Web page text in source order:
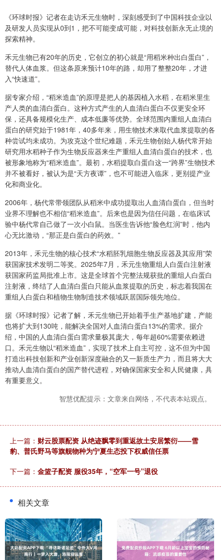
《环球时报》记者在走访禾元生物时，深刻感受到了中国科技企业以
及研发人员实现从0到1，把不可能变成可能，对科技创新永无止境的
探索精神。
禾元生物已有20年的历史，它创立的初心就是“用稻米种出白蛋白”，
替代人体血浆。但这条原来预计10年的路，却用了整整20年，才进
入“快速道”。
据专家介绍，“稻米造血”的原理是把人的基因植入水稻，在稻米里生
产人类的血清白蛋白。这种方式产生的人血清白蛋白不仅更安全环
保，还具备规模化生产、成本低廉等优势。全球范围内重组人血清白
蛋白的研究始于1981年，40多年来，用生物技术来取代血浆提取的各
种尝试均未成功。为攻克这个世纪难题，禾元生物创始人杨代常开始
研究用水稻种子作为生物反应器来生产重组人血清白蛋白的技术，也
被形象地称为“稻米造血”。最初，水稻提取白蛋白这一“跨界”生物技术
并不被看好，被认为是“天方夜谭”，也不可能进入临床，更别提产业
化和商业化。
2006年，杨代常带领团队从稻米中成功提取出人血清白蛋白，但当时
业界不理解也不相信“稻米造血”。后来也是因为信任问题，在临床试
验中杨代常自己做了一次小白鼠。当医生告诉他“脸色红润”时，他内
心无比激动，“那正是白蛋白的药效。”
2013年，禾元生物的核心技术“水稻胚乳细胞生物反应器及其应用”荣
获国家技术发明二等奖。2025年7月，禾元生物重组人白蛋白注射液
获国家药监局批准上市。这是全球首个完整法规获批的重组人白蛋白
注射液，终结了人血清白蛋白只能从血浆提取的历史，标志着我国在
重组人白蛋白和植物生物制造技术领域跃居国际领先地位。
据《环球时报》记者了解，禾元生物已开始着手生产基地扩建，产能
也将扩大到130吨，能解决全国对人血清白蛋白13%的需求。据介
绍，中国的人血清白蛋白需求量极其庞大，每年超60%需要依赖进
口。禾元生物以“稻米造血”，实现了技术上自主可控，这不但为中国
打造出科技创新和产业创新深度融合的又一新质生产力，而且将大大
推动人血清白蛋白的国产替代进程，对确保国家安全和人民健康，具
有重要意义。
智慧优配提示：文章来自网络，不代表本站观点。
上一篇： 财云股票配资 从绝迹飘零到重返故土安居繁衍——雪
豹、普氏野马等旗舰物种为宁夏生态投下权威信任票
下一篇： 金篮子配资 服役35年，“空军一号”退役
相关文章